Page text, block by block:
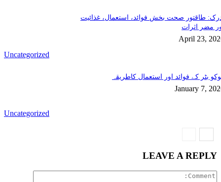
Uncategorized
طاقتور صحت بخش فوائد، استعمال، غذائیت
مضر اثرات
April 23,
Uncategorized
بٹر کے فوائد اور استعمال کاطریقہ
January 7,
LEAVE A REPLY